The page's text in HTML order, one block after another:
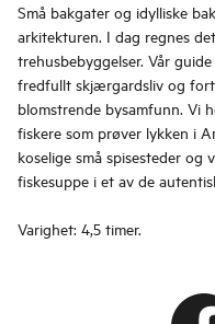
Små bakgater og idylliske
arkitekturen. I dag regnes
trehusbebyggelser. Vår
fredfullt skjærgardsliv og
blomstrende bysamfunn. Vi
fiskere som prøver lykken i
koselige små spisesteder og
fiskesuppe i et av de
Varighet: 4,5 timer.